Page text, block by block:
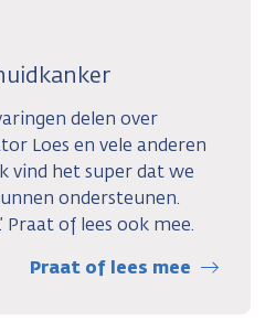
delen over
Loes en vele anderen
vind het super dat we
ondersteunen.
Praat of lees ook mee.
Praat of lees mee